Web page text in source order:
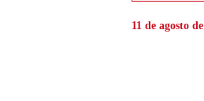
11 de agosto